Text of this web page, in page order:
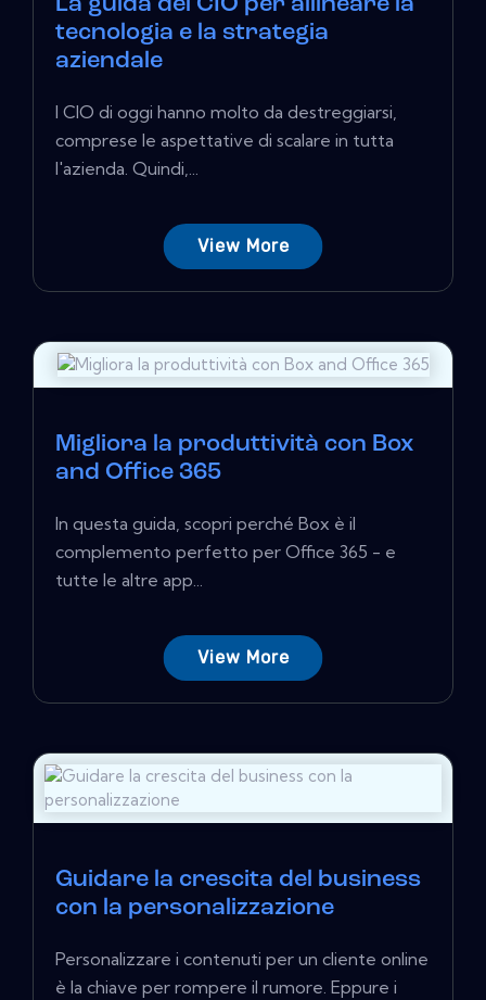
tecnologia e la strategia
aziendale
I CIO di oggi hanno molto da destreggiarsi,
comprese le aspettative di scalare in tutta
l'azienda. Quindi,...
View More
Migliora la produttività con Box
and Office 365
In questa guida, scopri perché Box è il
complemento perfetto per Office 365 - e
tutte le altre app...
View More
Guidare la crescita del business
con la personalizzazione
Personalizzare i contenuti per un cliente online
è la chiave per rompere il rumore. Eppure i